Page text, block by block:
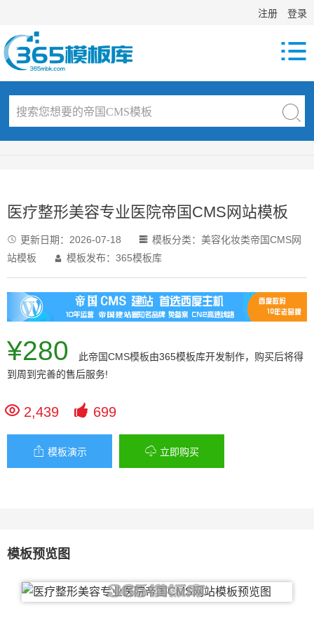
注册 登录

医疗整形美容专业医院帝国CMS网站模板
 更新日期： 2026-07-18  模板分类： 美容化妆类帝国CMS网
站模板
 模板发布：365模板库
¥280 此帝国CMS模板由365模板库开发制作，购买后将得
到周到完善的售后服务!
 2,439  699
 模板演示  立即购买
模板预览图